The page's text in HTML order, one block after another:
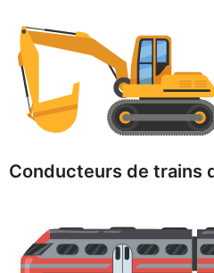
Conducteurs de trains